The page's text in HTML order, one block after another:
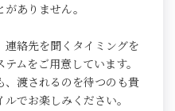
ありません。
連絡先を聞くタイミングを
ムをご用意しています。
、渡されるのを待つのも貴
でお楽しみください。